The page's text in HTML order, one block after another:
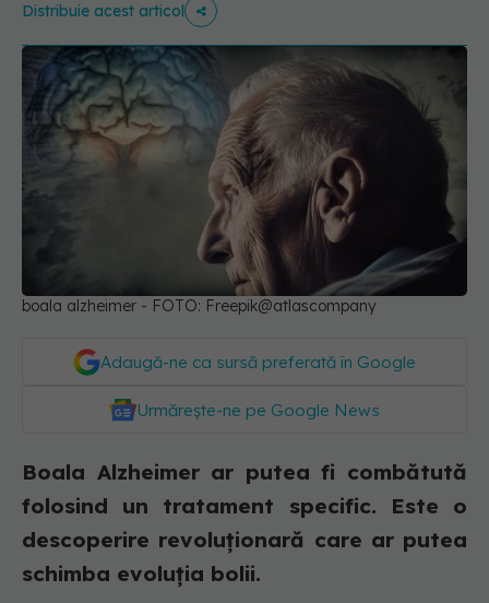
Distribuie acest articol
boala alzheimer - FOTO: Freepik@atlascompany
Adaugă-ne ca sursă preferată în Google
Urmărește-ne pe Google News
Boala Alzheimer ar putea fi combătută
folosind un tratament specific. Este o
descoperire revoluționară care ar putea
schimba evoluția bolii.